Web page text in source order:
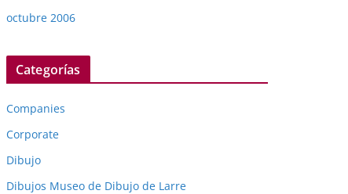
octubre 2006
Categorías
Companies
Corporate
Dibujo
Dibujos Museo de Dibujo de Larre